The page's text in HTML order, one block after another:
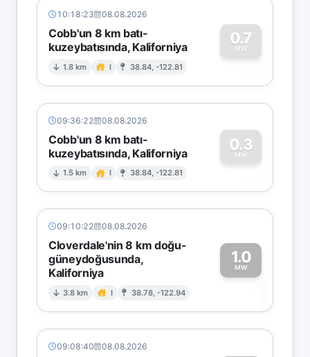
10:18:23 08.08.2026
Cobb'un 8 km batı-
kuzeybatısında, Kaliforniya
1.8 km I 38.84, -122.81
0.7
MW
0
09:36:22 08.08.2026
Cobb'un 8 km batı-
kuzeybatısında, Kaliforniya
1.5 km I 38.84, -122.81
0.3
MW
0
09:10:22 08.08.2026
Cloverdale'nin 8 km doğu-
güneydoğusunda,
Kaliforniya
3.8 km I 38.78, -122.94
1.0
MW
1
09:08:40 08.08.2026